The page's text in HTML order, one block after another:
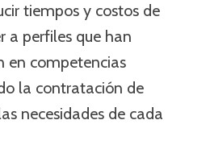
tiempos y costos de
a perfiles que han
en competencias
la contratación de
necesidades de cada